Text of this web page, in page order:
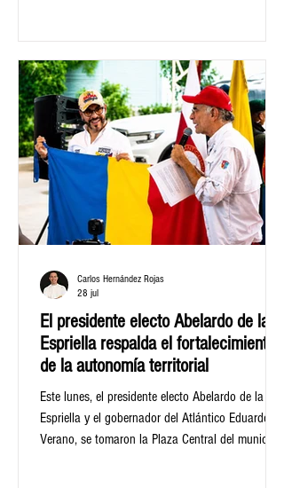
El presidente electo Abelardo de la
Espriella respalda el fortalecimiento
de la autonomía territorial
Este lunes, el presidente electo Abelardo de la
Espriella y el gobernador del Atlántico Eduardo
Verano, se tomaron la Plaza Central del municipio
Carlos Hernández Rojas
28 jul